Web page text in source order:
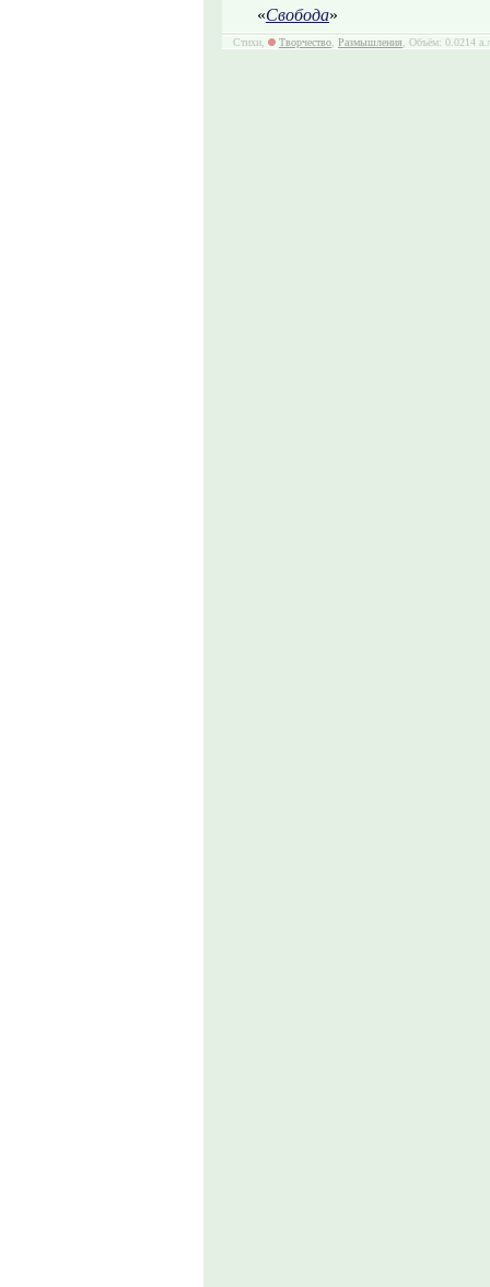
«Свобода»
Стихи, Творчество, Размышления, Объём: 0.0214